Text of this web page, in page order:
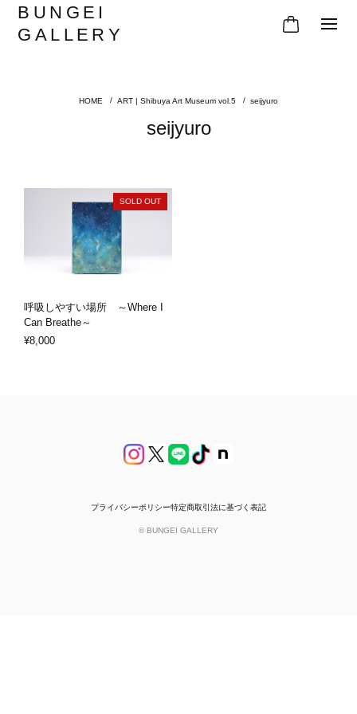
BUNGEI
GALLERY
ART | Shibuya Art Museum vol.5 seijyuro
seijyuro
SOLD OUT
呼吸しやすい場所 ～Where I
Can Breathe～
¥8,000
プライバシーポリシー特定商取引法に基づく表記
© BUNGEI GALLERY